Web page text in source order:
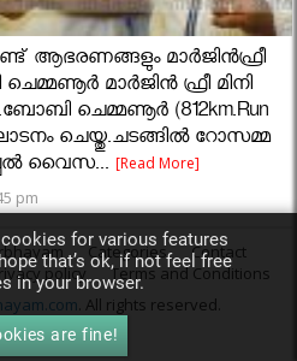
ആഭരണങ്ങളും മാർജിൻഫ്രീ
മാർജിൻ ഫ്രീ മിനി
ചെമ്മണൂർ (812km.Run
ചെയ്തു.ചടങ്ങിൽ റോസമ്മ
വൈസ...[Read More]
pm
Categories
Contact
policy
Terms and Conditions
. All rights reserved.
for various features
that’s ok, if not feel free
in your browser.
are fine!